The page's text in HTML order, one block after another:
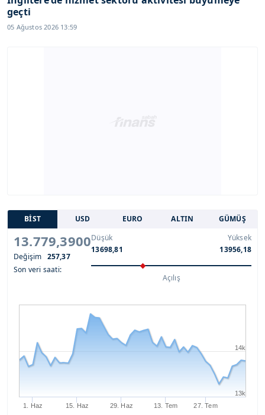
geçti
05 Ağustos 2026 13:59
BİST USD EURO ALTIN GÜMÜŞ
13.779,3900
Değişim 257,37
Son veri saati:
Düşük
13698,81
Yüksek
13956,18
Açılış
1. Haz 15. Haz 29. Haz 13. Tem 27. Tem
13k
14k